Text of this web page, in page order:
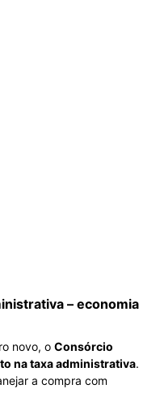
– economia
novo, o Consórcio
na taxa administrativa.
a compra com